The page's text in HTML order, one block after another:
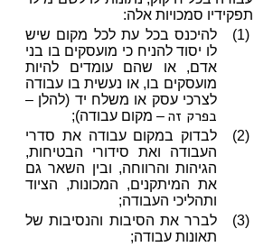
תפקידיו סמכויות אלה:
(1)
להיכנס בכל עת לכל מקום שיש
לו יסוד להניח כי מועסקים בו בני
אדם, או שהם עומדים להיות
מועסקים בו, או נעשית בו עבודה
לצרכי עסק או משלח יד (להלן –
בפרק זה – מקום עבודה);
(2)
לבדוק במקום עבודה את סדרי
העבודה ואת סידורי הבטיחות,
הגיהות והרווחה, ובין השאר גם
את המיתקנים, המכונות, הציוד
ותהליכי העבודה;
(3)
לברר את הסיבות והנסיבות של
תאונות עבודה;